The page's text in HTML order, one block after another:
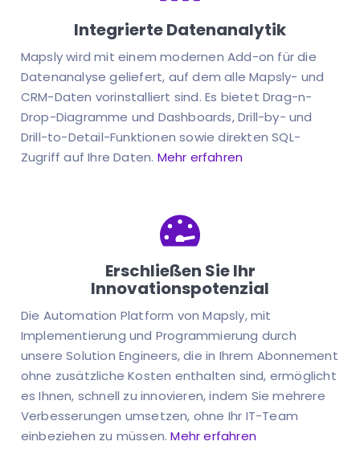
Integrierte Datenanalytik
Mapsly wird mit einem modernen Add-on für die
Datenanalyse geliefert, auf dem alle Mapsly- und
CRM-Daten vorinstalliert sind. Es bietet Drag-n-
Drop-Diagramme und Dashboards, Drill-by- und
Drill-to-Detail-Funktionen sowie direkten SQL-
Zugriff auf Ihre Daten. Mehr erfahren
Erschließen Sie Ihr
Innovationspotenzial
Die Automation Platform von Mapsly, mit
Implementierung und Programmierung durch
unsere Solution Engineers, die in Ihrem Abonnement
ohne zusätzliche Kosten enthalten sind, ermöglicht
es Ihnen, schnell zu innovieren, indem Sie mehrere
Verbesserungen umsetzen, ohne Ihr IT-Team
einbeziehen zu müssen.Mehr erfahren